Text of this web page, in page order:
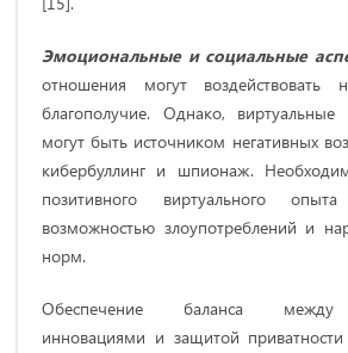
Эмоциональные и социальные
отношения могут воздействовать
благополучие. Однако,
могут быть источником негативных
кибербуллинг и шпионаж.
позитивного виртуального
возможностью злоупотреблений и
норм.
Обеспечение баланса между
инновациями и защитой приватности